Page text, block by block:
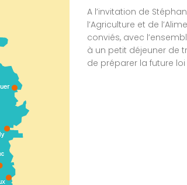
A l’invitation de
l’Agriculture et de
conviés, avec
à un petit déjeuner de
de préparer la future loi